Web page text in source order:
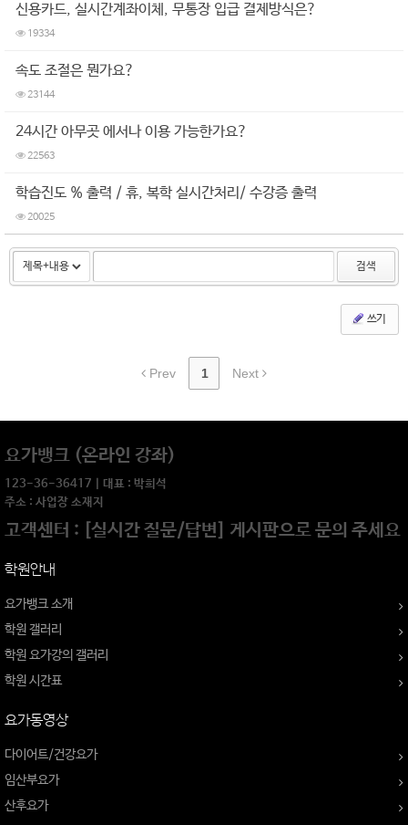
신용카드, 실시간계좌이체, 무통장 입급 결제방식은?
19334
속도 조절은 뭔가요?
23144
24시간 아무곳 에서나 이용 가능한가요?
22563
학습진도 % 출력 / 휴, 복학 실시간처리/ 수강증 출력
20025
검색
쓰기
Prev 1 Next
요가뱅크 (온라인 강좌)
123-36-36417 | 대표 : 박희석
주소 : 사업장 소재지
고객센터 : [실시간 질문/답변] 게시판으로 문의 주세요
학원안내
요가뱅크 소개
학원 갤러리
학원 요가강의 갤러리
학원 시간표
요가동영상
다이어트/건강요가
임산부요가
산후요가